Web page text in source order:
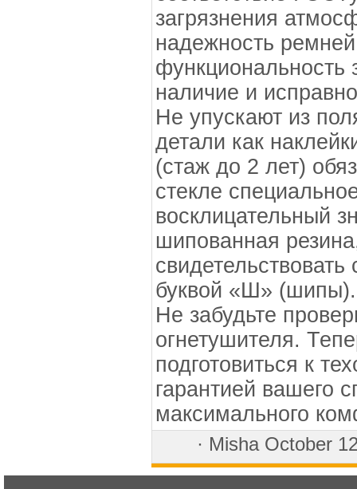
загрязнения
надежность
функциональность
наличие и
Не упускают из
детали как
(стаж до 2 лет)
стекле
восклицательный
шипованная
буквой «Ш»
Не забудьте
огнетушителя.
подготовиться к
гарантией вашего
максимального
· MishaOctober